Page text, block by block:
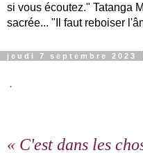
si vous écoutez." Tatanga
sacrée... "Il faut reboiser
jeudi 7 septembre 2023
.
« C'est dans les